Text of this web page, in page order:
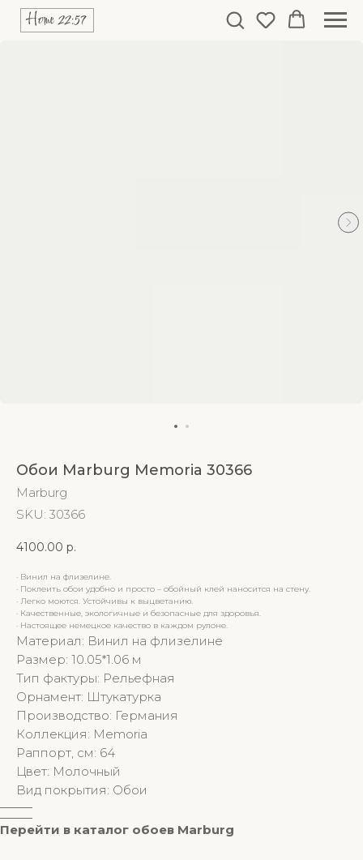
Обои Marburg Memoria 30366
Marburg
SKU: 30366
4100.00 р.
· Винил на флизелине.
· Поклеить обои удобно и просто – обойный клей наносится на стену.
· Легко моются. Устойчивы к выцветанию.
· Качественные, экологичные и безопасные для здоровья.
· Настоящее немецкое качество в каждом рулоне.
Материал: Винил на флизелине
Размер: 10.05*1.06 м
Тип фактуры: Рельефная
Орнамент: Штукатурка
Производство: Германия
Коллекция: Memoria
Раппорт, см: 64
Цвет: Молочный
Вид покрытия: Обои
Перейти в каталог обоев Marburg